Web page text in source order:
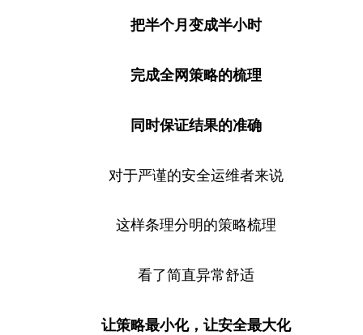
把半个月变成半小时
完成全网策略的梳理
同时保证结果的准确
对于严谨的安全运维者来说
这样条理分明的策略梳理
看了简直异常舒适
让策略最小化，让安全最大化